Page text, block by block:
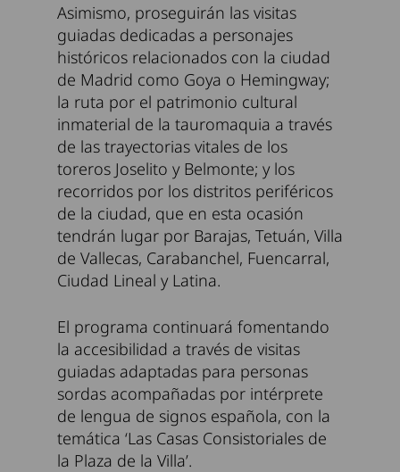
Asimismo, proseguirán las visitas
guiadas dedicadas a personajes
históricos relacionados con la ciudad
de Madrid como Goya o Hemingway;
la ruta por el patrimonio cultural
inmaterial de la tauromaquia a través
de las trayectorias vitales de los
toreros Joselito y Belmonte; y los
recorridos por los distritos periféricos
de la ciudad, que en esta ocasión
tendrán lugar por Barajas, Tetuán, Villa
de Vallecas, Carabanchel, Fuencarral,
Ciudad Lineal y Latina.
El programa continuará fomentando
la accesibilidad a través de visitas
guiadas adaptadas para personas
sordas acompañadas por intérprete
de lengua de signos española, con la
temática ‘Las Casas Consistoriales de
la Plaza de la Villa’.